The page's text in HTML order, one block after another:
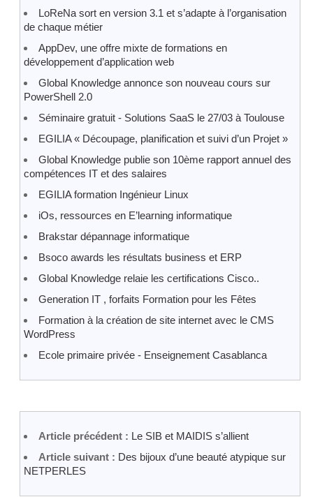
LoReNa sort en version 3.1 et s’adapte à l’organisation
de chaque métier
AppDev, une offre mixte de formations en
développement d’application web
Global Knowledge annonce son nouveau cours sur
PowerShell 2.0
Séminaire gratuit - Solutions SaaS le 27/03 à Toulouse
EGILIA « Découpage, planification et suivi d’un Projet »
Global Knowledge publie son 10ème rapport annuel des
compétences IT et des salaires
EGILIA formation Ingénieur Linux
iOs, ressources en E’learning informatique
Brakstar dépannage informatique
Bsoco awards les résultats business et ERP
Global Knowledge relaie les certifications Cisco..
Generation IT , forfaits Formation pour les Fêtes
Formation à la création de site internet avec le CMS
WordPress
Ecole primaire privée - Enseignement Casablanca
Article précédent : Le SIB et MAIDIS s’allient
Article suivant : Des bijoux d’une beauté atypique sur
NETPERLES